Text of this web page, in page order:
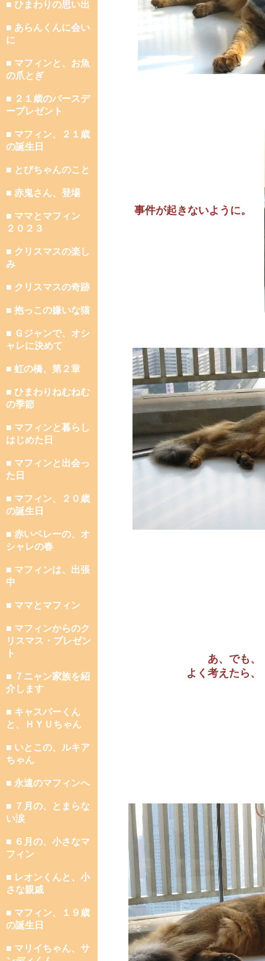
■ ひまわりの思い出
■ あらんくんに会い
に
■ マフィンと、お魚
の爪とぎ
■ ２１歳のバースデ
ープレゼント
■ マフィン、２１歳
の誕生日
■ とびちゃんのこと
■ 赤鬼さん、登場
■ ママとマフィン
２０２３
■ クリスマスの楽し
み
■ クリスマスの奇跡
■ 抱っこの嫌いな猫
■ Ｇジャンで、オシ
ャレに決めて
■ 虹の橋、第２章
■ ひまわりねむねむ
の季節
■ マフィンと暮らし
はじめた日
■ マフィンと出会っ
た日
■ マフィン、２０歳
の誕生日
■ 赤いベレーの、オ
シャレの春
■ マフィンは、出張
中
■ ママとマフィン
■ マフィンからのク
リスマス・プレゼン
ト
■ ７ニャン家族を紹
介します
■ キャスパーくん
と、ＨＹＵちゃん
■ いとこの、ルキア
ちゃん
■ 永遠のマフィンへ
■ ７月の、とまらな
い涙
■ ６月の、小さなマ
フィン
■ レオンくんと、小
さな親戚
■ マフィン、１９歳
の誕生日
■ マリイちゃん、サ
事件が起きないように。
あ、でも、
よく考えたら、